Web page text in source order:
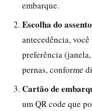
embarque.
Escolha do
antecedência,
preferência
pernas, conforme
Cartão de
um QR code que